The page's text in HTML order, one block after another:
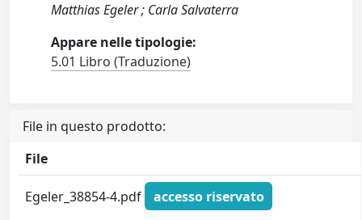
Matthias Egeler ; Carla Salvaterra
Appare nelle tipologie:
5.01 Libro (Traduzione)
File in questo prodotto:
File
Egeler_38854-4.pdf
accesso riservato